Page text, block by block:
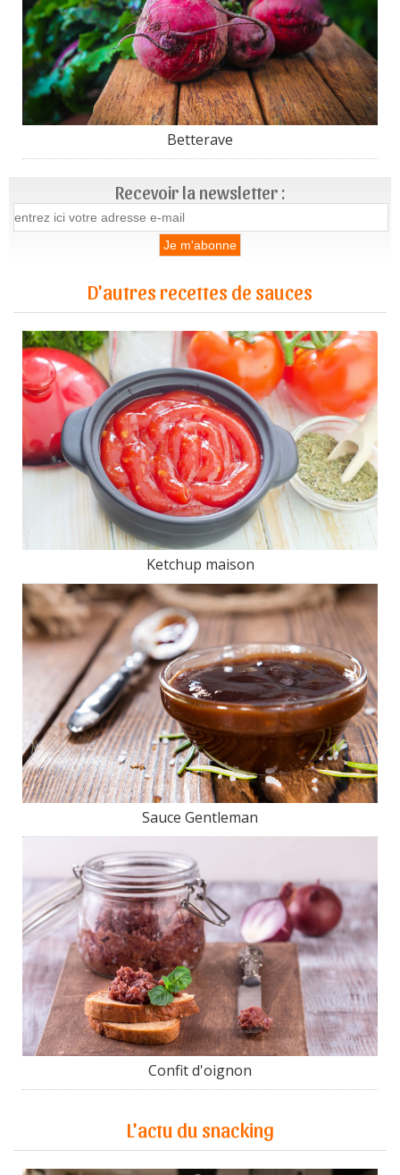
Betterave
Recevoir la newsletter :
D'autres recettes de sauces
Ketchup maison
Sauce Gentleman
Confit d'oignon
L'actu du snacking